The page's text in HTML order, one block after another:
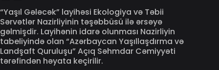
“Yaşıl Gələcək” layihəsi Ekologiya və Təbii
Sərvətlər Nazirliyinin təşəbbüsü ilə ərsəyə
gəlmişdir. Layihənin idarə olunması Nazirliyin
tabeliyində olan “Azərbaycan Yaşıllaşdırma və
Landşaft Quruluşu” Açıq Səhmdar Cəmiyyəti
tərəfindən həyata keçirilir.